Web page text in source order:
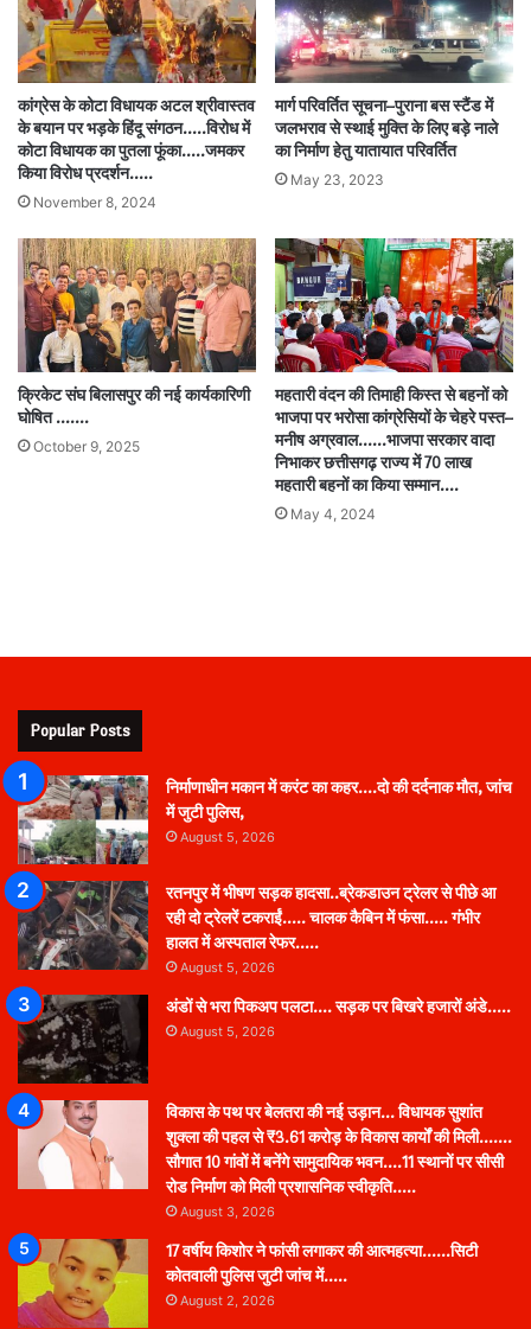
कांग्रेस के कोटा विधायक अटल श्रीवास्तव
के बयान पर भड़के हिंदू संगठन…..विरोध में
कोटा विधायक का पुतला फूंका…..जमकर
किया विरोध प्रदर्शन…..
November 8, 2024
मार्ग परिवर्तित सूचना–पुराना बस स्टैंड में
जलभराव से स्थाई मुक्ति के लिए बड़े नाले
का निर्माण हेतु यातायात परिवर्तित
May 23, 2023
क्रिकेट संघ बिलासपुर की नई कार्यकारिणी
घोषित …….
October 9, 2025
महतारी वंदन की तिमाही किस्त से बहनों को
भाजपा पर भरोसा कांग्रेसियों के चेहरे पस्त–
मनीष अग्रवाल……भाजपा सरकार वादा
निभाकर छत्तीसगढ़ राज्य में 70 लाख
महतारी बहनों का किया सम्मान….
May 4, 2024
Popular Posts
निर्माणाधीन मकान में करंट का कहर….दो की दर्दनाक मौत, जांच
में जुटी पुलिस,
August 5, 2026
रतनपुर में भीषण सड़क हादसा..ब्रेकडाउन ट्रेलर से पीछे आ
रही दो ट्रेलरें टकराईं….. चालक कैबिन में फंसा….. गंभीर
हालत में अस्पताल रेफर…..
August 5, 2026
अंडों से भरा पिकअप पलटा…. सड़क पर बिखरे हजारों अंडे…..
August 5, 2026
विकास के पथ पर बेलतरा की नई उड़ान… विधायक सुशांत
शुक्ला की पहल से ₹3.61 करोड़ के विकास कार्यों की मिली…….
सौगात 10 गांवों में बनेंगे सामुदायिक भवन….11 स्थानों पर सीसी
रोड निर्माण को मिली प्रशासनिक स्वीकृति…..
August 3, 2026
17 वर्षीय किशोर ने फांसी लगाकर की आत्महत्या……सिटी
कोतवाली पुलिस जुटी जांच में…..
August 2, 2026